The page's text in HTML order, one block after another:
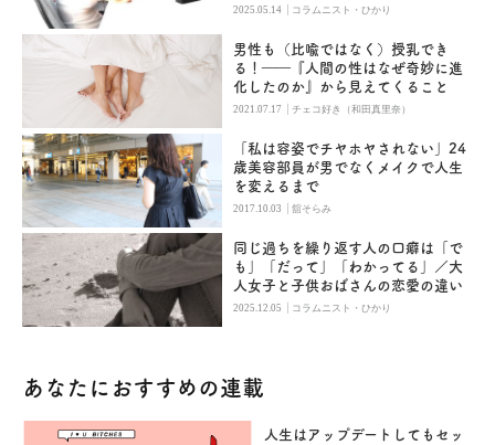
2025.05.14 | コラムニスト・ひかり
男性も（比喩ではなく）授乳でき
る！――『人間の性はなぜ奇妙に進
化したのか』から見えてくること
2021.07.17 |チェコ好き（和田真里奈）
「私は容姿でチヤホヤされない」24
歳美容部員が男でなくメイクで人生
を変えるまで
2017.10.03 |舘そらみ
同じ過ちを繰り返す人の口癖は「で
も」「だって」「わかってる」／大
人女子と子供おばさんの恋愛の違い
2025.12.05 | コラムニスト・ひかり
あなたにおすすめの連載
人生はアップデートしてもセッ